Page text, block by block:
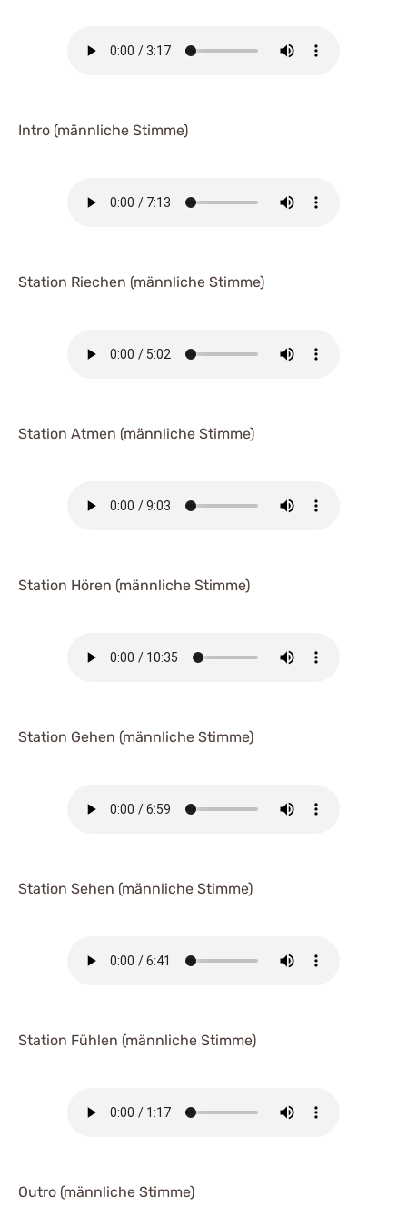
Intro (männliche Stimme)
Station Riechen (männliche Stimme)
Station Atmen (männliche Stimme)
Station Hören (männliche Stimme)
Station Gehen (männliche Stimme)
Station Sehen (männliche Stimme)
Station Fühlen (männliche Stimme)
Outro (männliche Stimme)